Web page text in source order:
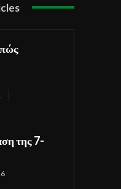
της 7-